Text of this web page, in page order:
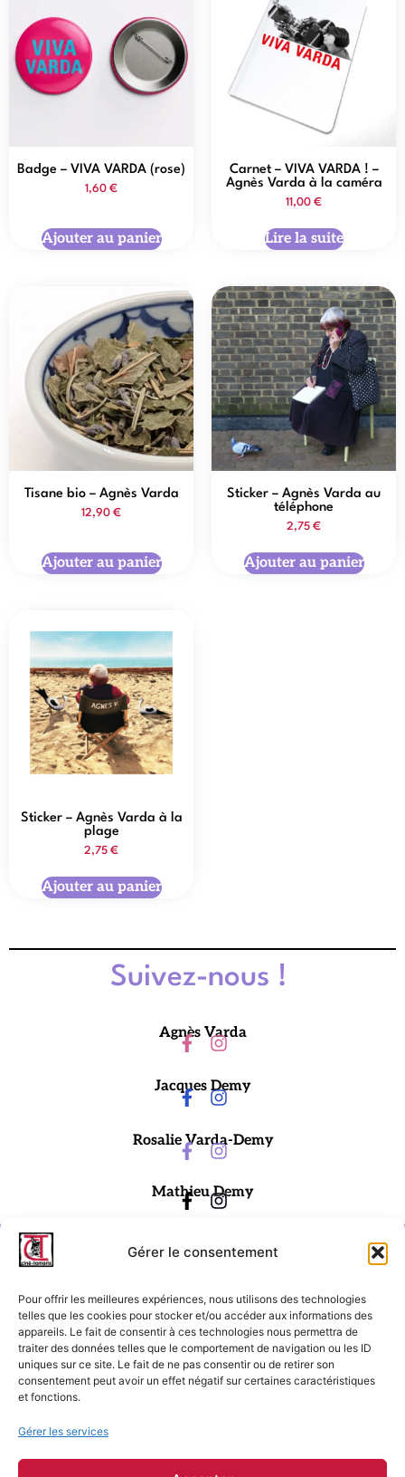
Gérer le consentement
Pour offrir les meilleures expériences, nous utilisons des technologies
telles que les cookies pour stocker et/ou accéder aux informations des
appareils. Le fait de consentir à ces technologies nous permettra de
traiter des données telles que le comportement de navigation ou les ID
uniques sur ce site. Le fait de ne pas consentir ou de retirer son
consentement peut avoir un effet négatif sur certaines caractéristiques
et fonctions.
Gérer les services
Badge – VIVA VARDA (rose)
1,60 €
Ajouter au panier
Carnet – VIVA VARDA ! –
Agnès Varda à la caméra
11,00 €
Lire la suite
Tisane bio – Agnès Varda
12,90 €
Ajouter au panier
Sticker – Agnès Varda au
téléphone
2,75 €
Ajouter au panier
Sticker – Agnès Varda à la
plage
2,75 €
Ajouter au panier
Suivez-nous !
Agnès Varda
Jacques Demy
Rosalie Varda-Demy
Mathieu Demy
Ciné-Tamaris
88 rue Daguerre,